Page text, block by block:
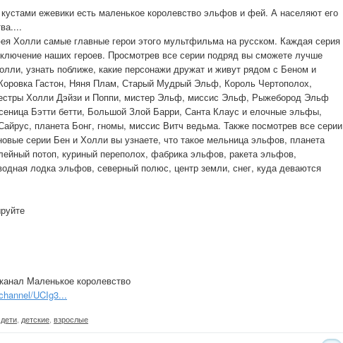
ежевики есть маленькое королевство эльфов и фей. А населяют его
Холли самые главные герои этого мультфильма на русском. Каждая серия
наших героев. Просмотрев все серии подряд вы сможете лучше
узнать поближе, какие персонажи дружат и живут рядом с Беном и
Гастон, Няня Плам, Старый Мудрый Эльф, Король Чертополох,
Холли Дэйзи и Поппи, мистер Эльф, миссис Эльф, Рыжебород Эльф
Бэтти бетти, Большой Злой Барри, Санта Клаус и елочные эльфы,
планета Бонг, гномы, миссис Витч ведьма. Также посмотрев все серии
серии Бен и Холли вы узнаете, что такое мельница эльфов, планета
потоп, куриный переполох, фабрика эльфов, ракета эльфов,
лодка эльфов, северный полюс, центр земли, снег, куда деваются
Маленькое королевство
UCIg3...
дети детские взрослые